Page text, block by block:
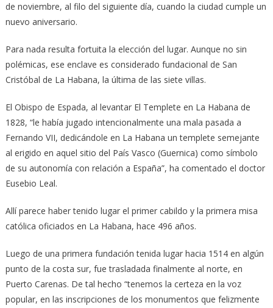
de noviembre, al filo del siguiente día, cuando la ciudad cumple un
nuevo aniversario.
Para nada resulta fortuita la elección del lugar. Aunque no sin
polémicas, ese enclave es considerado fundacional de San
Cristóbal de La Habana, la última de las siete villas.
El Obispo de Espada, al levantar El Templete en La Habana de
1828, “le había jugado intencionalmente una mala pasada a
Fernando VII, dedicándole en La Habana un templete semejante
al erigido en aquel sitio del País Vasco (Guernica) como símbolo
de su autonomía con relación a España”, ha comentado el doctor
Eusebio Leal.
Allí parece haber tenido lugar el primer cabildo y la primera misa
católica oficiados en La Habana, hace 496 años.
Luego de una primera fundación tenida lugar hacia 1514 en algún
punto de la costa sur, fue trasladada finalmente al norte, en
Puerto Carenas. De tal hecho “tenemos la certeza en la voz
popular, en las inscripciones de los monumentos que felizmente